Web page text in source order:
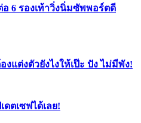
6 รองเท้าวิ่งนิ่มซัพพอร์ตดี
แต่งตัวยังไงให้เป๊ะ ปัง ไม่มีพัง!
ดตเซฟได้เลย!